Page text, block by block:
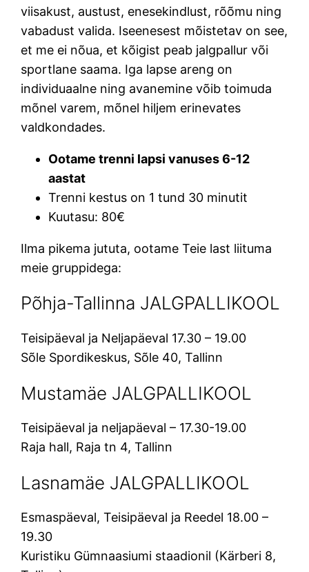
viisakust, austust, enesekindlust, rõõmu ning
vabadust valida. Iseenesest mõistetav on see,
et me ei nõua, et kõigist peab jalgpallur või
sportlane saama. Iga lapse areng on
individuaalne ning avanemine võib toimuda
mõnel varem, mõnel hiljem erinevates
valdkondades.
Ootame trenni lapsi vanuses 6-12
aastat
Trenni kestus on 1 tund 30 minutit
Kuutasu: 80€
Ilma pikema jututa, ootame Teie last liituma
meie gruppidega:
Põhja-Tallinna JALGPALLIKOOL
Teisipäeval ja Neljapäeval 17.30 – 19.00
Sõle Spordikeskus, Sõle 40, Tallinn
Mustamäe JALGPALLIKOOL
Teisipäeval ja neljapäeval – 17.30-19.00
Raja hall, Raja tn 4, Tallinn
Lasnamäe JALGPALLIKOOL
Esmaspäeval, Teisipäeval ja Reedel 18.00 –
19.30
Kuristiku Gümnaasiumi staadionil (Kärberi 8,